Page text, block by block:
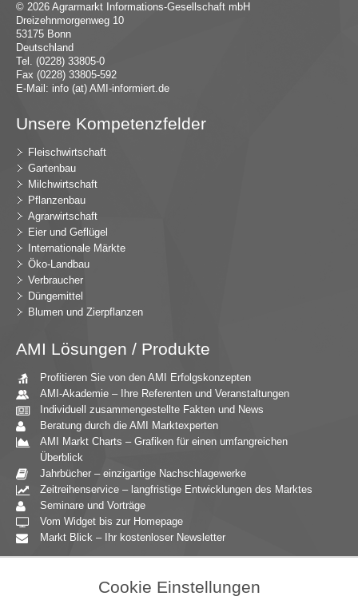
© 2026 Agrarmarkt Informations-Gesellschaft mbH
Dreizehnmorgenweg 10
53175 Bonn
Deutschland
Tel. (0228) 33805-0
Fax (0228) 33805-592
E-Mail: info (at) AMI-informiert.de
Unsere Kompetenzfelder
Fleischwirtschaft
Gartenbau
Milchwirtschaft
Pflanzenbau
Agrarwirtschaft
Eier und Geflügel
Internationale Märkte
Öko-Landbau
Verbraucher
Düngemittel
Blumen und Zierpflanzen
AMI Lösungen / Produkte
Profitieren Sie von den AMI Erfolgskonzepten
AMI-Akademie – Ihre Referenten und Veranstaltungen
Individuell zusammengestellte Fakten und News
Beratung durch die AMI Marktexperten
AMI Markt Charts – Grafiken für einen umfangreichen
Überblick
Jahrbücher – einzigartige Nachschlagewerke
Zeitreihenservice – langfristige Entwicklungen des Marktes
Seminare und Vorträge
Vom Widget bis zur Homepage
Markt Blick – Ihr kostenloser Newsletter
Cookie Einstellungen